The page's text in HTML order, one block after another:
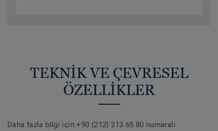
TEKNİK VE ÇEVRESEL
ÖZELLİKLER
Daha fazla bilgi için +90 (212) 213 65 80 numaralı